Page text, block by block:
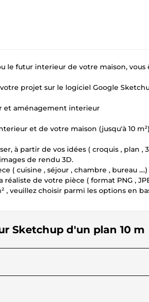
le futur interieur de votre maison,
projet sur le logiciel Google
et aménagement interieur
et de votre maison (jusqu'à 10
à partir de vos idées ( croquis , plan ,
de rendu 3D.
( cuisine , séjour , chambre , bureau ....)
réaliste de votre pièce ( format PNG ,
, veuillez choisir parmi les options en
Sketchup d'un plan 10 m